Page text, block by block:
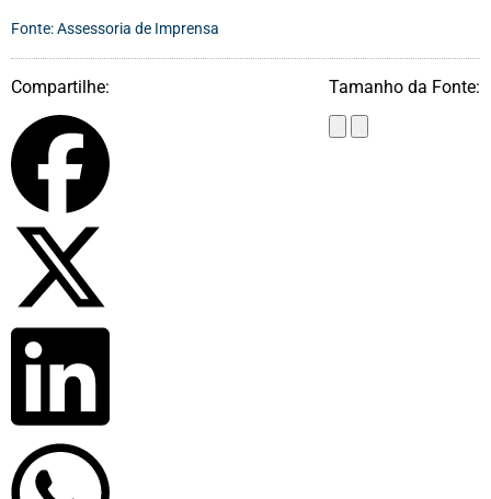
Fonte: Assessoria de Imprensa
Compartilhe: Tamanho da Fonte: